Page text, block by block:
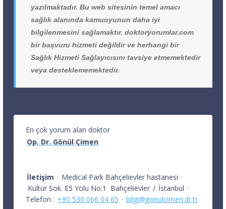
yazılmaktadır. Bu web sitesinin temel amacı
sağlık alanında kamuoyunun daha iyi
bilgilenmesini sağlamaktır. doktoryorumlar.com
bir başvuru hizmeti değildir ve herhangi bir
Sağlık Hizmeti Sağlayıcısını tavsiye etmemektedir
veya desteklememektedir.
En çok yorum alan doktor
Op. Dr. Gönül Çimen
İletişim · Medical Park Bahçelievler hastanesi ·
Kültür Sok. E5 Yolu No:1
Bahçelievler / İstanbul ·
Telefon : +90 530 066 04 65 · bilgi@gonulcimen.dr.tr